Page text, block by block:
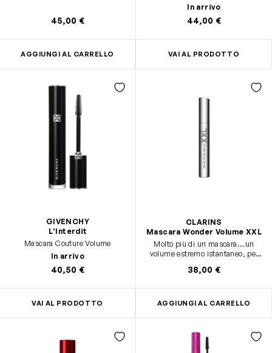
45,00 €
AGGIUNGI AL CARRELLO
In arrivo
44,00 €
VAI AL PRODOTTO
GIVENCHY
L'Interdit
Mascara Couture Volume
In arrivo
40,50 €
VAI AL PRODOTTO
CLARINS
Mascara Wonder Volume XXL
Molto più di un mascara...un
volume estremo istantaneo, per
voluminose giorno dopo giorno
38,00 €
AGGIUNGI AL CARRELLO